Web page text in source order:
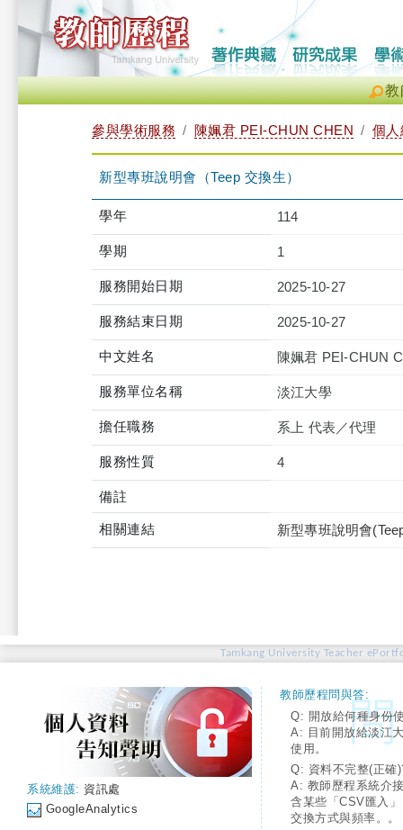
教
參與學術服務 陳姵君 PEI-CHUN CHEN 個人
新型專班說明會（Teep 交換生）
學年 114
學期 1
服務開始日期 2025-10-27
服務結束日期 2025-10-27
中文姓名 陳姵君 PEI-CHUN
服務單位名稱 淡江大學
擔任職務 系上 代表／代理
服務性質 4
備註
相關連結 新型專班說明會
Tamkang University Teacher
系統維護: 資訊處
GoogleAnalytics
教師歷程問與答:
Q: 開放給何種身份
A: 目前開放給淡江
使用。
Q: 資料不完整(正確
A: 教師歷程系統介
含某些「CSV匯入
交換方式與頻率。。